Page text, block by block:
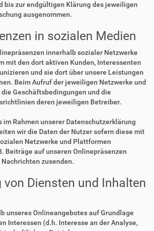
bis zur endgültigen Klärung des jeweiligen
ausgenommen.
in sozialen Medien
innerhalb sozialer Netzwerke
mit den dort aktiven Kunden, Interessenten
und sie dort über unsere Leistungen
Beim Aufruf der jeweiligen Netzwerke und
Geschäftsbedingungen und die
deren jeweiligen Betreiber.
im Rahmen unserer Datenschutzerklärung
wir die Daten der Nutzer sofern diese mit
Netzwerke und Plattformen
Beiträge auf unseren Onlinepräsenzen
zusenden.
von Diensten und Inhalten
unseres Onlineangebotes auf Grundlage
Interessen (d.h. Interesse an der Analyse,